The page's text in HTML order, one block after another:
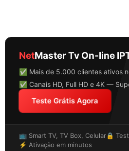
NetMaster Tv On-line
✅ Mais de 5.000 clientes ativos
✅ Canais HD, Full HD e 4K —
Teste Grátis Agora
📺 Smart TV, TV Box, Celular🔒
⚡ Ativação em minutos